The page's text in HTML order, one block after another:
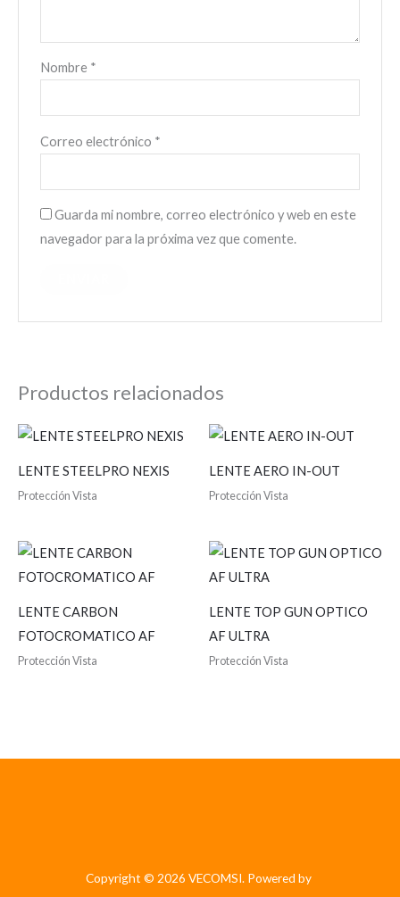
Nombre *
Correo electrónico *
Guarda mi nombre, correo electrónico y web en este
navegador para la próxima vez que comente.
Productos relacionados
LENTE STEELPRO NEXIS
Protección Vista
LENTE AERO IN-OUT
Protección Vista
LENTE CARBON
FOTOCROMATICO AF
Protección Vista
LENTE TOP GUN OPTICO
AF ULTRA
Protección Vista
Copyright © 2026 VECOMSI. Powered by